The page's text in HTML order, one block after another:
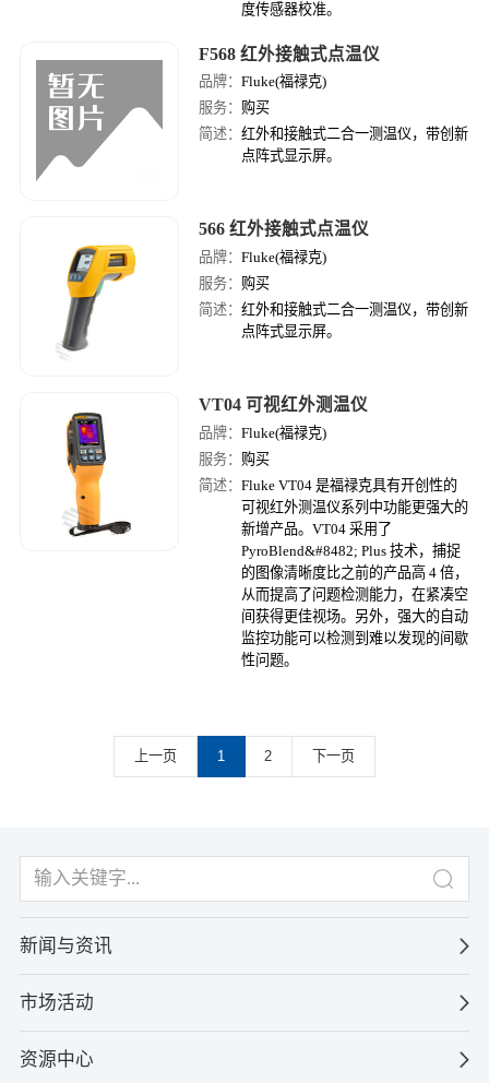
度传感器校准。
F568 红外接触式点温仪
品牌：Fluke(福禄克)
服务： 购买
简述：红外和接触式二合一测温仪，带创新
点阵式显示屏。
566 红外接触式点温仪
品牌：Fluke(福禄克)
服务： 购买
简述：红外和接触式二合一测温仪，带创新
点阵式显示屏。
VT04 可视红外测温仪
品牌：Fluke(福禄克)
服务： 购买
简述：Fluke VT04 是福禄克具有开创性的
可视红外测温仪系列中功能更强大的
新增产品。VT04 采用了
PyroBlend&#8482; Plus 技术，捕捉
的图像清晰度比之前的产品高 4 倍，
从而提高了问题检测能力，在紧凑空
间获得更佳视场。另外，强大的自动
监控功能可以检测到难以发现的间歇
性问题。
上一页 1 2 下一页
新闻与资讯
市场活动
资源中心